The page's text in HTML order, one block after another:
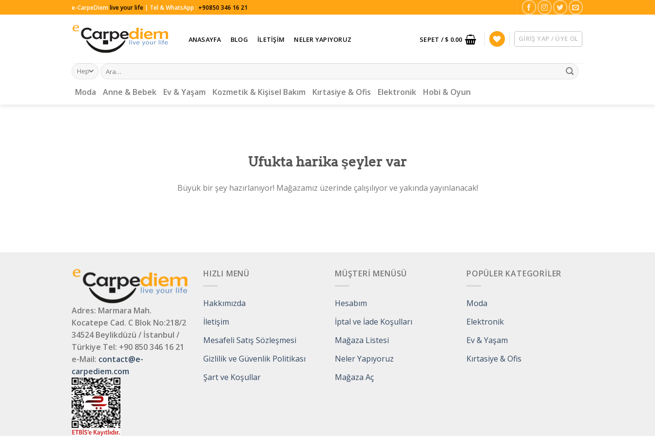
to
e-CarpeDiemlive your life | Tel & WhatsApp : +90850 346 16 21
ANASAYFA BLOG İLETIŞIM NELER YAPIYORUZ SEPET /$ 0.00 GIRIŞ YAP / ÜYE OL
Ara:
Moda Anne & Bebek Ev & Yaşam Kozmetik & Kişisel Bakım Kırtasiye & Ofis Elektronik Hobi & Oyun
Ufukta harika şeyler var
Büyük bir şey hazırlanıyor! Mağazamız üzerinde çalışılıyor ve yakında yayınlanacak!
Adres: Marmara Mah.
Kocatepe Cad. C Blok No:218/2
34524 Beylikdüzü / İstanbul /
Türkiye Tel: +90 850 346 16 21
e-Mail: contact@e-
carpediem.com
HIZLI MENÜ
Hakkımızda
İletişim
Mesafeli Satış Sözleşmesi
Gizlilik ve Güvenlik Politikası
Şart ve Koşullar
MÜŞTERI MENÜSÜ
Hesabım
İptal ve İade Koşulları
Mağaza Listesi
Neler Yapıyoruz
Mağaza Aç
POPÜLER KATEGORILER
Moda
Elektronik
Ev & Yaşam
Kırtasiye & Ofis